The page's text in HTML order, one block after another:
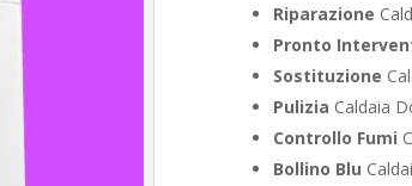
Riparazione
Pronto
Sostituzione
Pulizia Caldaia
Controllo Fumi
Bollino Blu